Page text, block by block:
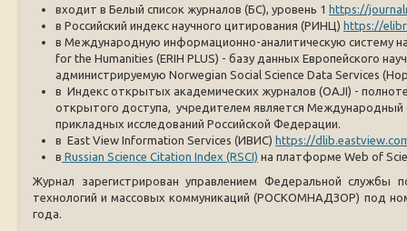
входит в Белый список журналов (БС), уровень 1 https://
в Российский индекс научного цитирования (РИНЦ) https://
в Международную информационно-аналитическую систему
for the Humanities (ERIH PLUS) - базу данных Европейского
администрируемую Norwegian Social Science Data Services
в Индекс открытых академических журналов (OAJI) -
открытого доступа, учредителем является
прикладных исследований Российской Федерации.
в East View Information Services (ИВИС) https://
в Russian Science Citation Index (RSCI) на платформе Web of
Журнал зарегистрирован управлением Федеральной
технологий и массовых коммуникаций (РОСКОМНАДЗОР) под
года.